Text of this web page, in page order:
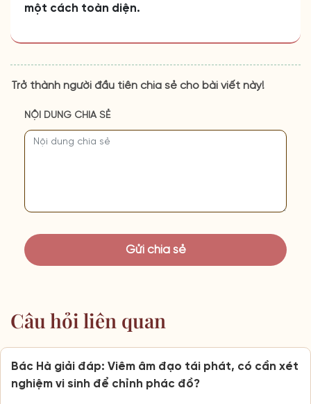
một cách toàn diện.
Trở thành người đầu tiên chia sẻ cho bài viết này!
NỘI DUNG CHIA SẺ
Câu hỏi liên quan
Bác Hà giải đáp: Viêm âm đạo tái phát, có cần xét
nghiệm vi sinh để chỉnh phác đồ?